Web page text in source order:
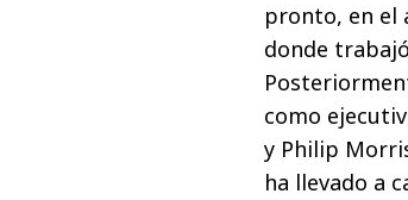
pronto, en el
donde
como
y Philip
ha llevado a